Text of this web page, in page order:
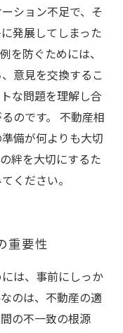
ション不足で、そ
発展してしまった
を防ぐためには、
意見を交換するこ
な問題を理解し合
のです。 不動産相
備が何よりも大切
絆を大切にするた
ください。
重要性
は、事前にしっか
のは、不動産の適
の不一致の根源